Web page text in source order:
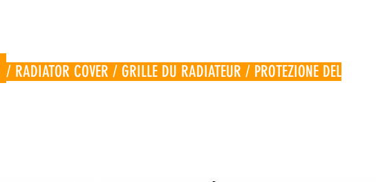
/ RADIATOR COVER / GRILLE DU RADIATEUR / PROTEZIONE DEL